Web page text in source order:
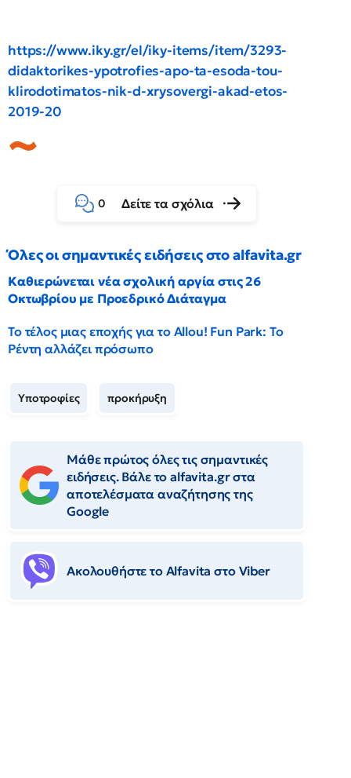
https://www.iky.gr/el/iky-items/item/3293-
didaktorikes-ypotrofies-apo-ta-esoda-tou-
klirodotimatos-nik-d-xrysovergi-akad-etos-
2019-20
0 Δείτε τα σχόλια
Όλες οι σημαντικές ειδήσεις στο alfavita.gr
Καθιερώνεται νέα σχολική αργία στις 26
Οκτωβρίου με Προεδρικό Διάταγμα
Το τέλος μιας εποχής για το Allou! Fun Park: Το
Ρέντη αλλάζει πρόσωπο
Υποτροφίες προκήρυξη
Μάθε πρώτος όλες τις σημαντικές
ειδήσεις. Βάλε το alfavita.gr στα
αποτελέσματα αναζήτησης της
Google
Ακολουθήστε το Αlfavita στο Viber